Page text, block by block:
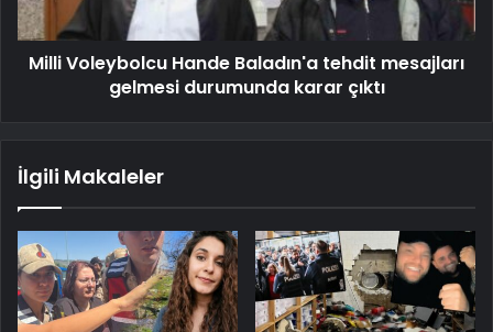
Milli Voleybolcu Hande Baladın'a tehdit mesajları
gelmesi durumunda karar çıktı
İlgili Makaleler